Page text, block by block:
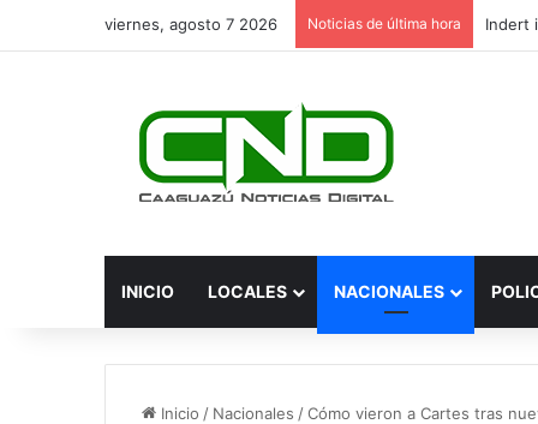
viernes, agosto 7 2026 Noticias de última hora
INICIO LOCALES NACIONALES
Inicio / Nacionales /Cómo vieron a Cartes tras